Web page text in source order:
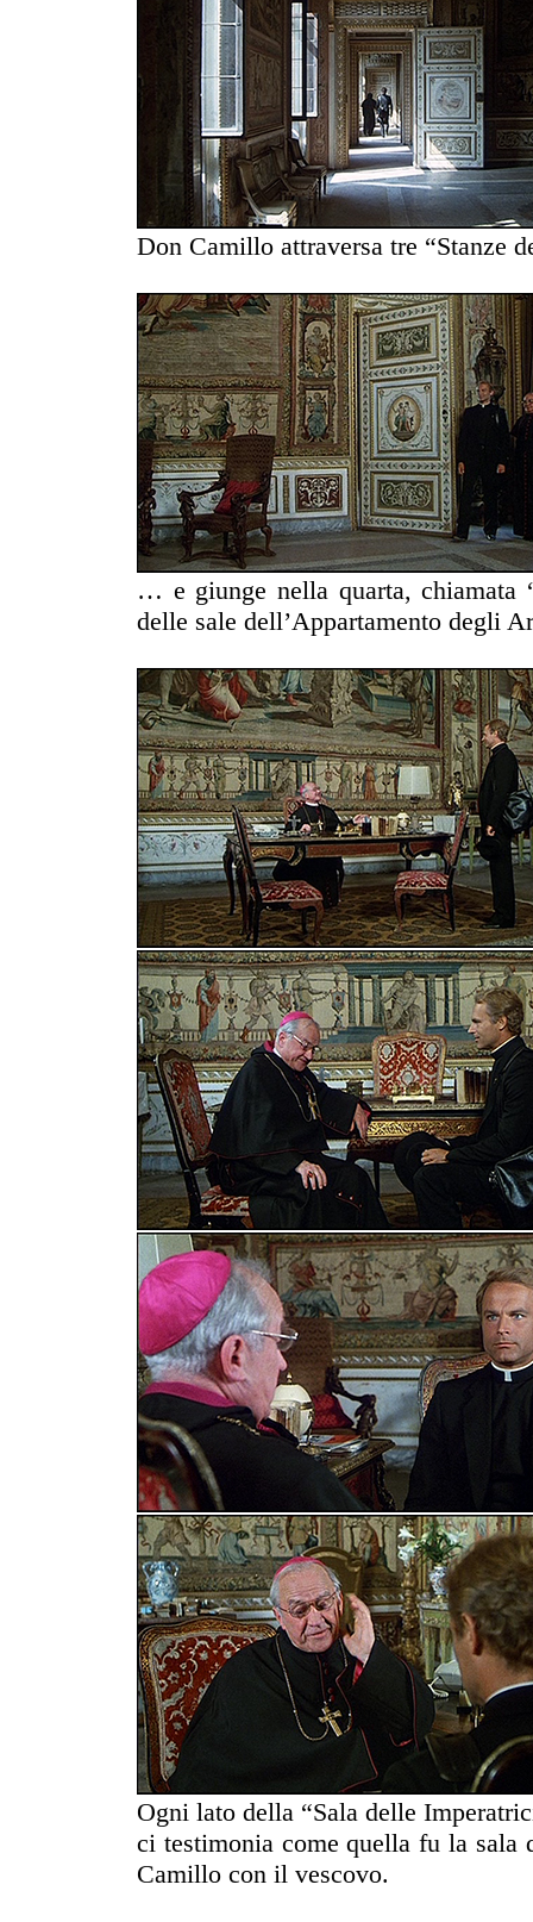
Don Camillo attraversa tre “Stanze
… e giunge nella quarta, chiamata
delle sale dell’Appartamento degli
Ogni lato della “Sala delle
ci testimonia come quella fu la sala
Camillo con il vescovo.